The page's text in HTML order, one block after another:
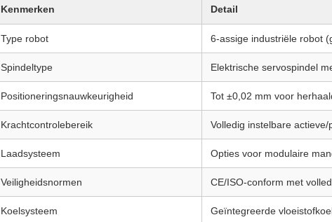
Kenmerken Detail
Type robot 6-assige industriële robot
Spindeltype Elektrische servospindel
Positioneringsnauwkeurigheid Tot ±0,02 mm voor
Krachtcontrolebereik Volledig instelbare actieve/
Laadsysteem Opties voor modulaire
Veiligheidsnormen CE/ISO-conform met
Koelsysteem Geïntegreerde